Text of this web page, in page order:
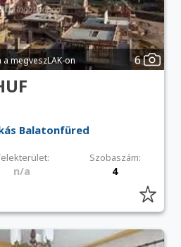
a megveszLAK-on 6
Balatonfüred
Szobaszám:
n/a 4